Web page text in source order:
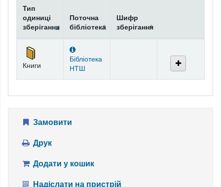
Тип
одиниці
зберігання
Поточна
бібліотека
Шифр
зберігання
Книги
Бібліотека
НТШ
Замовити
Друк
Додати у кошик
Надіслати на пристрій